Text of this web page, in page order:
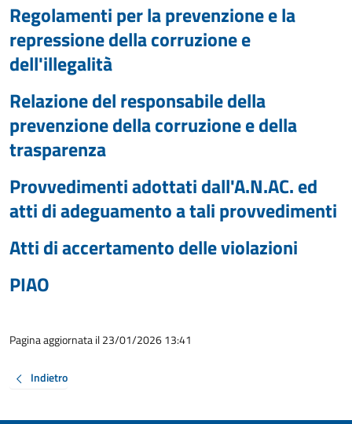
Regolamenti per la prevenzione e la
repressione della corruzione e
dell'illegalità
Relazione del responsabile della
prevenzione della corruzione e della
trasparenza
Provvedimenti adottati dall'A.N.AC. ed
atti di adeguamento a tali provvedimenti
Atti di accertamento delle violazioni
PIAO
Pagina aggiornata il 23/01/2026 13:41
Indietro